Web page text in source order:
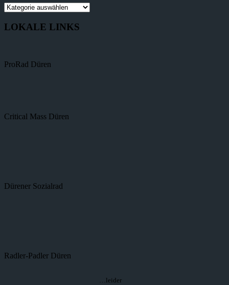
LOKALE LINKS
ProRad Düren
Critical Mass Düren
Dürener Sozialrad
Radler-Padler Düren
…leider